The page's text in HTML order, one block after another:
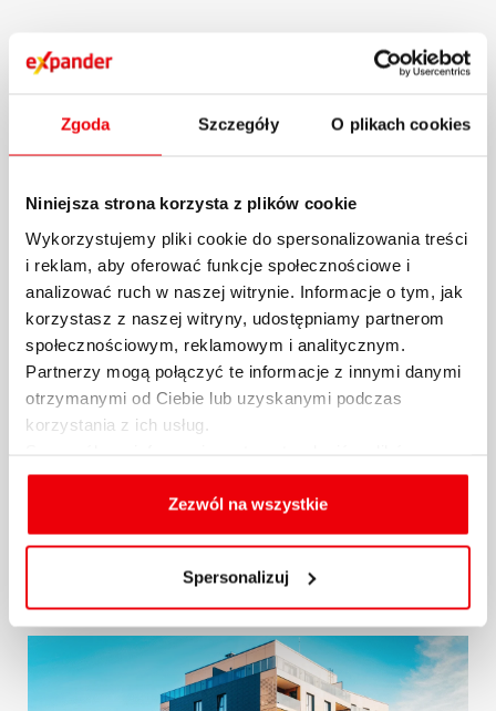
Zgoda Szczegóły O plikach cookies
Niniejsza strona korzysta z plików cookie
Wykorzystujemy pliki cookie do spersonalizowania treści
i reklam, aby oferować funkcje społecznościowe i
analizować ruch w naszej witrynie. Informacje o tym, jak
korzystasz z naszej witryny, udostępniamy partnerom
społecznościowym, reklamowym i analitycznym.
Partnerzy mogą połączyć te informacje z innymi danymi
otrzymanymi od Ciebie lub uzyskanymi podczas
korzystania z ich usług.
cookies, celu i sposobu korzystania z nich przez nas
oraz zmiany ustawień plików cookies a także ich
usuwania z przeglądarki internetowej, znajdują się
Zezwól na wszystkie
Spersonalizuj
Raport Expandera i Rentier.io –
Ceny mieszkań, październik i III
kw. 2024 r.
Na rynku nieruchomości mamy teraz do
29.10.2024 / KOMENTARZE I ANALIZY